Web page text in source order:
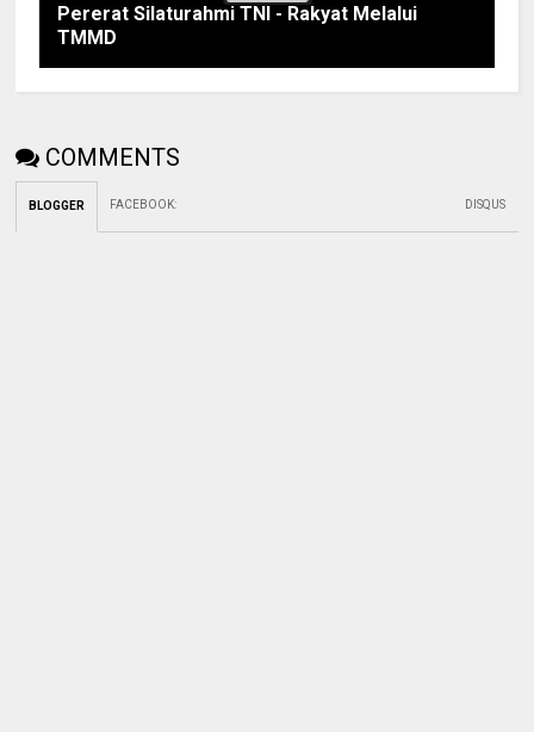
Pererat Silaturahmi TNI - Rakyat Melalui
TMMD
COMMENTS
BLOGGER FACEBOOK: DISQUS